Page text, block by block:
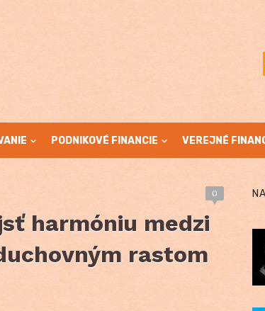
PODNIKOVÉ FINANCIE VEREJNÉ
0
harmóniu medzi
rastom